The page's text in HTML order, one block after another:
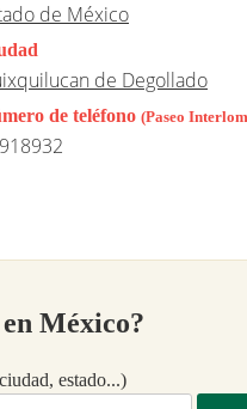
de México
de Degollado
de teléfono (Paseo
México?
estado...)